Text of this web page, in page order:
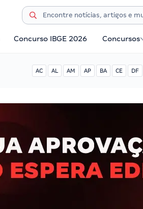
Concurso IBGE 2026 Concursos
AC AL AM AP BA CE DF